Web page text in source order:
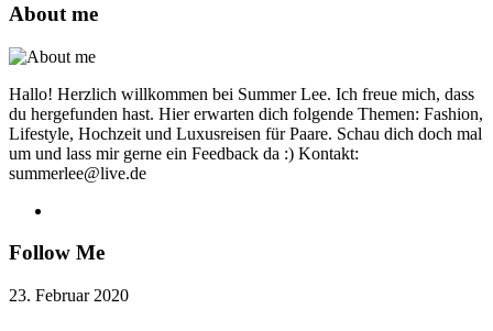
About me
Hallo! Herzlich willkommen bei Summer Lee. Ich freue mich, dass
du hergefunden hast. Hier erwarten dich folgende Themen: Fashion,
Lifestyle, Hochzeit und Luxusreisen für Paare. Schau dich doch mal
um und lass mir gerne ein Feedback da :) Kontakt:
summerlee@live.de
Follow Me
23. Februar 2020